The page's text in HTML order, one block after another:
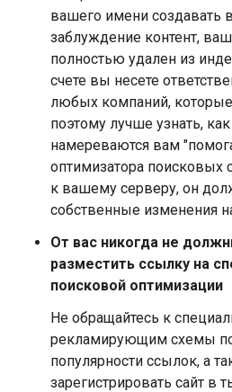
вашего имени создавать
заблуждение контент,
полностью удален из
счете вы несете
любых компаний,
поэтому лучше узнать,
намереваются вам
оптимизатора поисковых
к вашему серверу, он
собственные изменения
От вас никогда не
разместить ссылку на
поисковой оптимизации
Не обращайтесь к
рекламирующим схемы
популярности ссылок, а
зарегистрировать сайт в